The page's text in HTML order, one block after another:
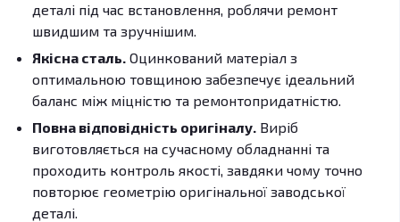
деталі під час встановлення, роблячи ремонт
швидшим та зручнішим.
Якісна сталь. Оцинкований матеріал з
оптимальною товщиною забезпечує ідеальний
баланс між міцністю та ремонтопридатністю.
Повна відповідність оригіналу. Виріб
виготовляється на сучасному обладнанні та
проходить контроль якості, завдяки чому точно
повторює геометрію оригінальної заводської
деталі.